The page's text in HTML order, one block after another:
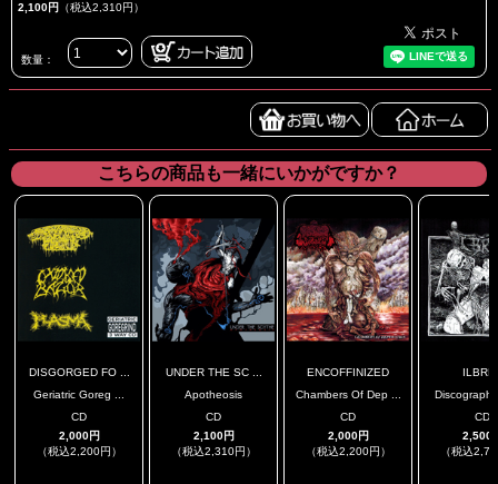
2,100円 （税込2,310円）
数量：
こちらの商品も一緒にいかがですか？
DISGORGED FO ...
Geriatric Goreg ...
CD
2,000円
（税込2,200円）
UNDER THE SC ...
Apotheosis
CD
2,100円
（税込2,310円）
ENCOFFINIZED
Chambers Of Dep ...
CD
2,000円
（税込2,200円）
CD
2,500
（税込